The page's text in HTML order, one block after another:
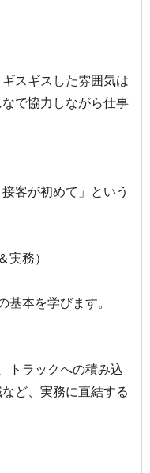
スギスした雰囲気は
で協力しながら仕事
客が初めて」という
実務）
基本を学びます。
トラックへの積み込
ど、実務に直結する